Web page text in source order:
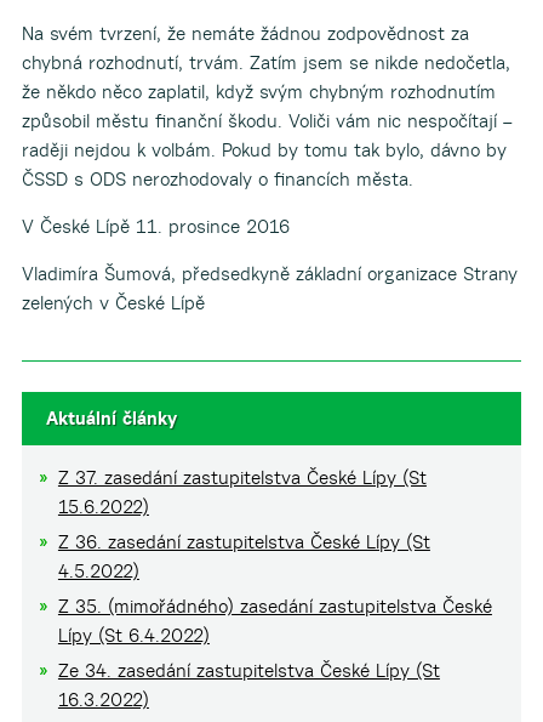
Na svém tvrzení, že nemáte žádnou zodpovědnost za
chybná rozhodnutí, trvám. Zatím jsem se nikde nedočetla,
že někdo něco zaplatil, když svým chybným rozhodnutím
způsobil městu finanční škodu. Voliči vám nic nespočítají –
raději nejdou k volbám. Pokud by tomu tak bylo, dávno by
ČSSD s ODS nerozhodovaly o financích města.
V České Lípě 11. prosince 2016
Vladimíra Šumová, předsedkyně základní organizace Strany
zelených v České Lípě
Aktuální články
Z 37. zasedání zastupitelstva České Lípy (St
15.6.2022)
Z 36. zasedání zastupitelstva České Lípy (St
4.5.2022)
Z 35. (mimořádného) zasedání zastupitelstva České
Lípy (St 6.4.2022)
Ze 34. zasedání zastupitelstva České Lípy (St
16.3.2022)